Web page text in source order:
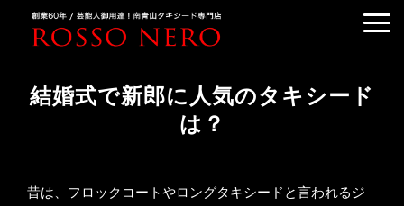
TUXEDO RENTAL
TUXEDO RANKING
CUSTOMER'S VOICE
結婚式で新郎に人気のタキシード
は？
昔は、フロックコートやロングタキシードと言われるジ